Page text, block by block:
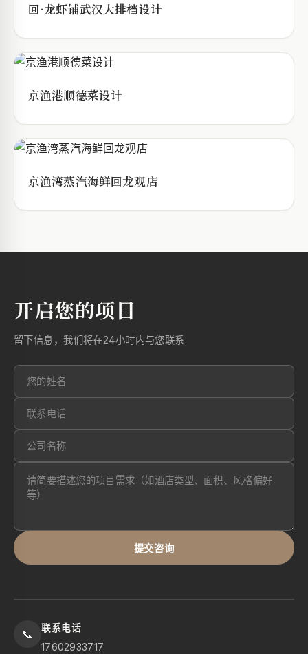
回·龙虾铺武汉大排档设计
京渔港顺德菜设计
京渔湾蒸汽海鲜回龙观店
开启您的项目
留下信息，我们将在24小时内与您联系
提交咨询
📞 联系电话
17602933717